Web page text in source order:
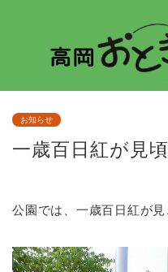
お知らせ
一歳百日紅が見
公園では、一歳百日紅が見